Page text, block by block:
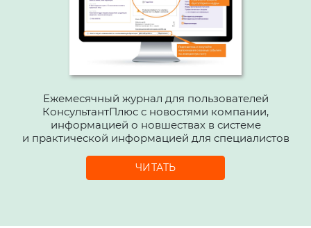
Ежемесячный журнал для пользователей
КонсультантПлюс с новостями компании,
информацией о новшествах в системе
и практической информацией для специалистов
ЧИТАТЬ